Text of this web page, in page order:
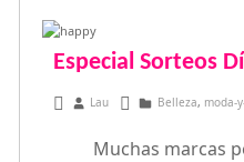
Especial Sorteos
junio 11, 2013
Lau Belleza, moda-
Muchas marcas